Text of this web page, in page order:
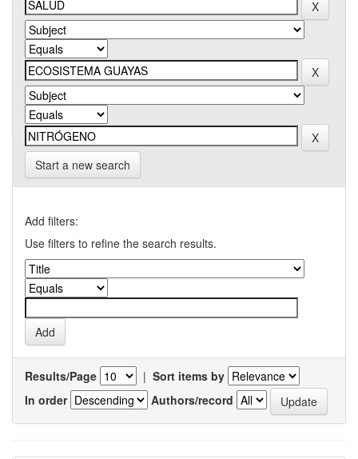
Start a new search
Add filters:
Use filters to refine the search results.
Results/Page | Sort items by
In order
Authors/record